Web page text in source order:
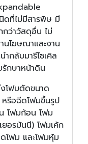
ดที่ไม่มีสารพิษ มี
ว่าวัสดุอื่น ไม่
นโฆษณาและงาน
กลับมารีไซเคิล
กษาหน้าดิน
โฟมตัดขนาด
รือฉีดโฟมขึ้นรูป
โฟมก้อน โฟม
อรมันนี) โฟมเค้ก
โฟม และโฟมหุ้ม